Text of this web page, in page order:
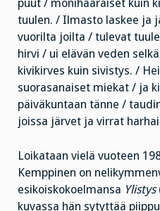
puut / monihaaraiset kuin
tuulen. / Ilmasto laskee ja
vuorilta joilta / tulevat
hirvi / ui elävän veden
kivikirves kuin sivistys. /
suorasanaiset miekat / ja
päiväkuntaan tänne /
joissa järvet ja virrat
Loikataan vielä vuoteen
Kemppinen on
esikoiskokoelmansa Ylistys
kuvassa hän sytyttää